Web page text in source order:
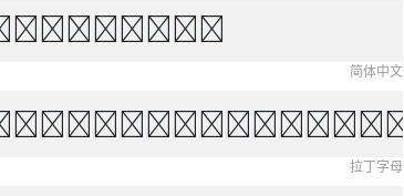
独行，山水相映。
简体中文
fox
拉丁字母